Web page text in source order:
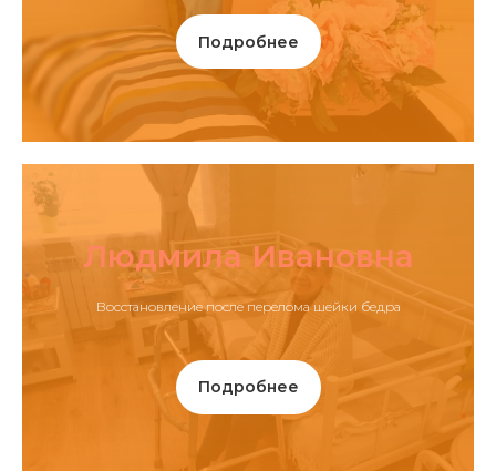
Подробнее
Людмила Ивановна
Восстановление после перелома шейки бедра
Подробнее